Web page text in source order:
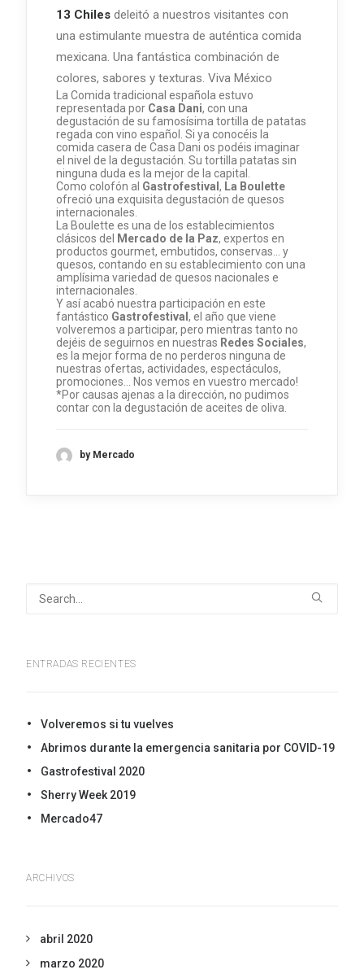
13 Chiles deleitó a nuestros visitantes con
una estimulante muestra de auténtica comida
mexicana. Una fantástica combinación de
colores, sabores y texturas. Viva México
La Comida tradicional española estuvo
representada por Casa Dani, con una
degustación de su famosísima tortilla de patatas
regada con vino español. Si ya conocéis la
comida casera de Casa Dani os podéis imaginar
el nivel de la degustación. Su tortilla patatas sin
ninguna duda es la mejor de la capital.
Como colofón al Gastrofestival , La Boulette
ofreció una exquisita degustación de quesos
internacionales.
La Boulette es una de los establecimientos
clásicos del
Mercado de la Paz, expertos en
productos gourmet, embutidos, conservas... y
quesos, contando en su establecimiento con una
amplísima variedad de quesos nacionales e
internacionales.
Y así acabó nuestra participación en este
fantástico Gastrofestival , el año que viene
volveremos a participar, pero mientras tanto no
dejéis de seguirnos en nuestras Redes Sociales,
es la mejor forma de no perderos ninguna de
nuestras ofertas, actividades, espectáculos,
promociones... Nos vemos en vuestro mercado!
*Por causas ajenas a la dirección, no pudimos
contar con la degustación de aceites de oliva.
by Mercado
ENTRADAS RECIENTES
Volveremos si tu vuelves
Abrimos durante la emergencia sanitaria por COVID-19
Gastrofestival 2020
Sherry Week 2019
Mercado47
ARCHIVOS
abril 2020
marzo 2020